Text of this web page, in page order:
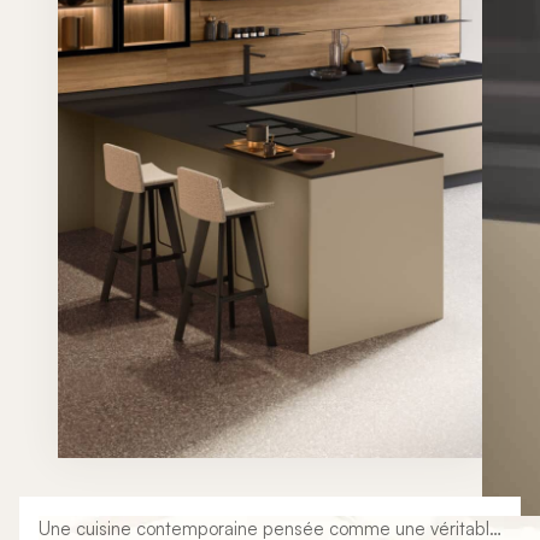
Une cuisine contemporaine pensée comme une véritable